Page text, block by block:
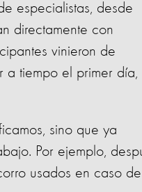
especialistas, desde
directamente con
vinieron de
a tiempo el primer día,
sino que ya
Por ejemplo,
usados en caso de